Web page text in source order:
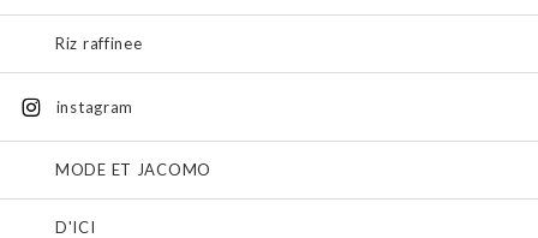
Riz raffinee
instagram
MODE ET JACOMO
D'ICI